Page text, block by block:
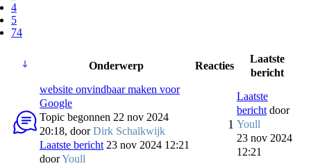
4
5
74
Onderwerp Reacties
Laatste
bericht
website onvindbaar maken voor
Google
Topic begonnen 22 nov 2024
20:18, doorDirk Schalkwijk
Laatste bericht 23 nov 2024 12:21
doorYoull
1
Laatste
bericht door
Youll
23 nov 2024
12:21